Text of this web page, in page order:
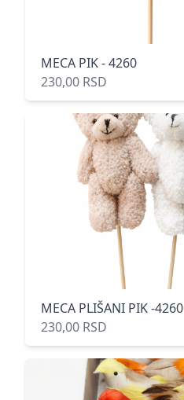
MECA PIK - 4260
230,00 RSD
MECA PLIŠANI PIK -4260
230,00 RSD